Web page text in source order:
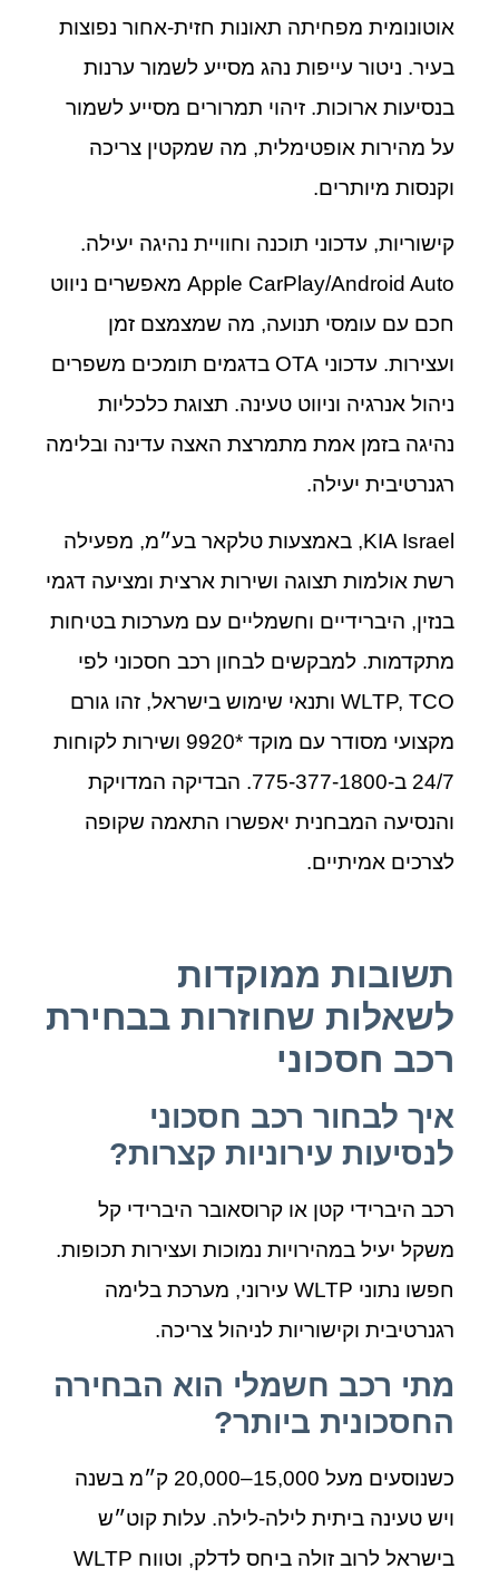
אוטונומית מפחיתה תאונות חזית‑אחור נפוצות
בעיר. ניטור עייפות נהג מסייע לשמור ערנות
בנסיעות ארוכות. זיהוי תמרורים מסייע לשמור
על מהירות אופטימלית, מה שמקטין צריכה
וקנסות מיותרים.
קישוריות, עדכוני תוכנה וחוויית נהיגה יעילה.
Apple CarPlay/Android Auto מאפשרים ניווט
חכם עם עומסי תנועה, מה שמצמצם זמן
ועצירות. עדכוני OTA בדגמים תומכים משפרים
ניהול אנרגיה וניווט טעינה. תצוגת כלכליות
נהיגה בזמן אמת מתמרצת האצה עדינה ובלימה
רגנרטיבית יעילה.
KIA Israel, באמצעות טלקאר בע״מ, מפעילה
רשת אולמות תצוגה ושירות ארצית ומציעה דגמי
בנזין, היברידיים וחשמליים עם מערכות בטיחות
מתקדמות. למבקשים לבחון רכב חסכוני לפי
WLTP, TCO ותנאי שימוש בישראל, זהו גורם
מקצועי מסודר עם מוקד *9920 ושירות לקוחות
24/7 ב‑1800‑377‑775. הבדיקה המדויקת
והנסיעה המבחנית יאפשרו התאמה שקופה
לצרכים אמיתיים.
תשובות ממוקדות
לשאלות שחוזרות בבחירת
רכב חסכוני
איך לבחור רכב חסכוני
לנסיעות עירוניות קצרות?
רכב היברידי קטן או קרוסאובר היברידי קל
משקל יעיל במהירויות נמוכות ועצירות תכופות.
חפשו נתוני WLTP עירוני, מערכת בלימה
רגנרטיבית וקישוריות לניהול צריכה.
מתי רכב חשמלי הוא הבחירה
החסכונית ביותר?
כשנוסעים מעל 15,000–20,000 ק״מ בשנה
ויש טעינה ביתית לילה‑לילה. עלות קוט״ש
בישראל לרוב זולה ביחס לדלק, וטווח WLTP